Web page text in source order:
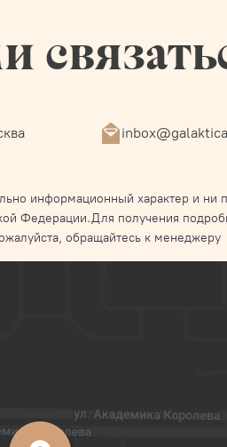
информационный характер и ни
Федерации.Для получения
обращайтесь к менеджеру